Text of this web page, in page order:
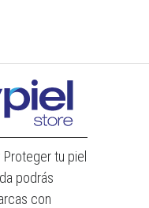
tu piel
podrás
con